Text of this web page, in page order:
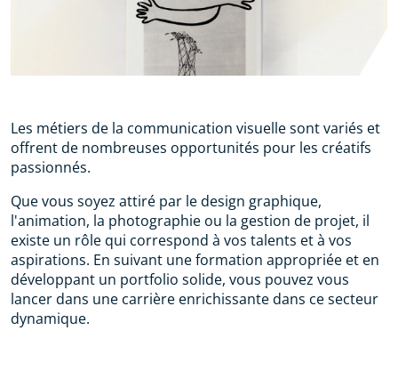
Les métiers de la communication visuelle sont variés et
offrent de nombreuses opportunités pour les créatifs
passionnés.
Que vous soyez attiré par le design graphique,
l'animation, la photographie ou la gestion de projet, il
existe un rôle qui correspond à vos talents et à vos
aspirations. En suivant une formation appropriée et en
développant un portfolio solide, vous pouvez vous
lancer dans une carrière enrichissante dans ce secteur
dynamique.